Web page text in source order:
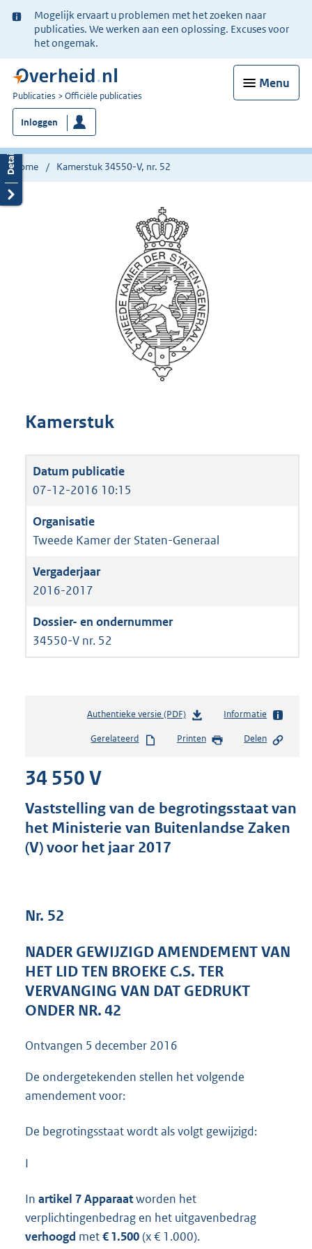
Ter
informatie:
Mogelijk ervaart u problemen met het zoeken naar
publicaties. We werken aan een oplossing. Excuses voor
het ongemak.
Menu
U
bent
nu
hier:
Publicaties Officiële publicaties
Inloggen
Home Kamerstuk 34550-V, nr. 52
Kamerstuk
07-12-2016 10:15
Tweede Kamer der Staten-Generaal
2016-2017
34550-V nr. 52
Authentieke versie (PDF)b
s
s
g
4
K
b
Informatie
Gerelateerd Printen Delen
34 550 V
Vaststelling van de begrotingsstaat van
het Ministerie van Buitenlandse Zaken
(V) voor het jaar 2017
Nr. 52
NADER GEWIJZIGD AMENDEMENT VAN
HET LID TEN BROEKE C.S. TER
VERVANGING VAN DAT GEDRUKT
ONDER NR. 42
Ontvangen 5 december 2016
De ondergetekenden stellen het volgende
amendement voor:
De begrotingsstaat wordt als volgt gewijzigd:
I
In artikel 7 Apparaatworden het
verplichtingenbedrag en het uitgavenbedrag
verhoogd met€ 1.500(x € 1.000).